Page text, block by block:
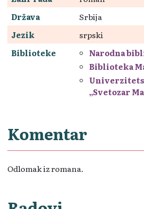
Država
Srbija
Jezik
srpski
Biblioteke
Narodna
Biblioteka
„Svetozar
Komentar
Odlomak iz romana.